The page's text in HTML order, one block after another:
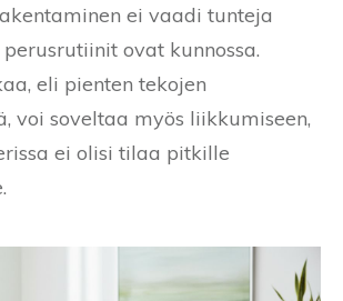
ei vaadi tunteja
ovat kunnossa.
eli pienten tekojen
voi soveltaa myös liikkumiseen,
ei olisi tilaa pitkille